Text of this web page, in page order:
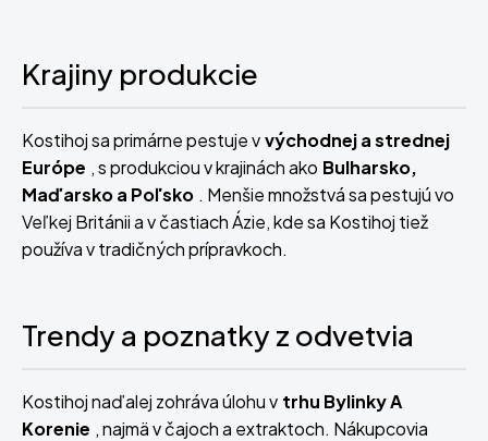
Krajiny produkcie
Kostihoj sa primárne pestuje vvýchodnej a strednej
Európe , s produkciou v krajinách ako Bulharsko,
Maďarsko a Poľsko . Menšie množstvá sa pestujú vo
Veľkej Británii a v častiach Ázie, kde sa Kostihoj tiež
používa v tradičných prípravkoch.
Trendy a poznatky z odvetvia
Kostihoj naďalej zohráva úlohu v trhu Bylinky A
Korenie , najmä v čajoch a extraktoch. Nákupcovia